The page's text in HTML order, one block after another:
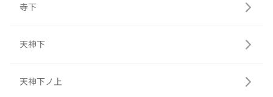
寺下
天神下
天神下ノ上